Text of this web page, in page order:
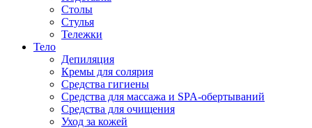
Столы
Стулья
Тележки
Тело
Депиляция
Кремы для солярия
Средства гигиены
Средства для массажа и SPA-обертываний
Средства для очищения
Уход за кожей